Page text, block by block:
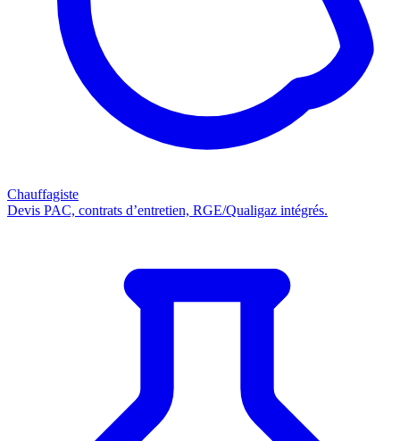
Chauffagiste
Devis PAC, contrats d’entretien, RGE/Qualigaz intégrés.